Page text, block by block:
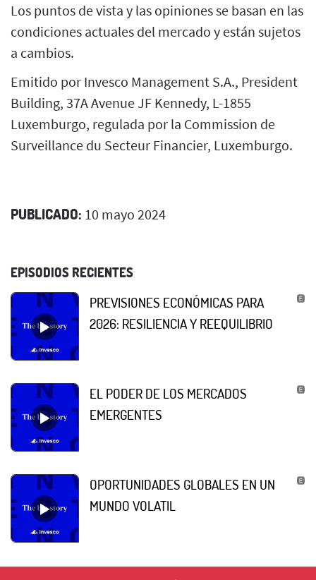
Los puntos de vista y las opiniones se basan en las
condiciones actuales del mercado y están sujetos
a cambios.
Emitido por Invesco Management S.A., President
Building, 37A Avenue JF Kennedy, L-1855
Luxemburgo, regulada por la Commission de
Surveillance du Secteur Financier, Luxemburgo.
PUBLICADO: 10 mayo 2024
EPISODIOS RECIENTES
PREVISIONES ECONÓMICAS PARA
2026: RESILIENCIA Y REEQUILIBRIO
EL PODER DE LOS MERCADOS
EMERGENTES
OPORTUNIDADES GLOBALES EN UN
MUNDO VOLATIL